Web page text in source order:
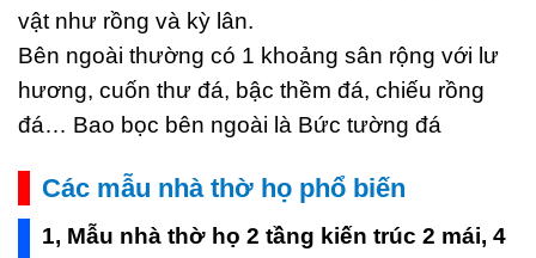
vật như rồng và kỳ lân.
Bên ngoài thường có 1 khoảng sân rộng với lư
hương, cuốn thư đá, bậc thềm đá, chiếu rồng
đá… Bao bọc bên ngoài là Bức tường đá
Các mẫu nhà thờ họ phổ biến
1, Mẫu nhà thờ họ 2 tầng kiến trúc 2 mái, 4